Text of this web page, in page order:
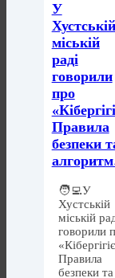
У
Хустській
міській
раді
говорили
про
Правила
безпеки
🧑‍💻У
Хустській
міській
говорили
Правила
безпеки та